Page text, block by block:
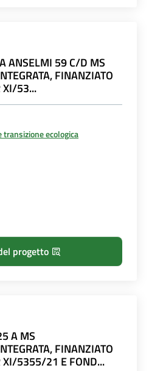
ANSELMI 59 C/D MS
FINANZIATO
XI/53...
transizione ecologica
progetto
A MS
FINANZIATO
XI/5355/21 E FOND...